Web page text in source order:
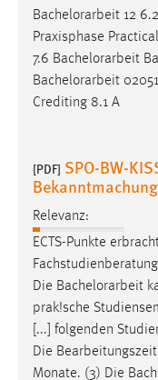
Bachelorarbeit 12
Praxisphase
7.6 Bachelorarbeit
Bachelorarbeit
Crediting 8.1 A
[PDF] SPO-BW-
Relevanz:
ECTS-Punkte
Die Bachelorarbeit
prak!sche
[...] folgenden
Die
Monate. (3) Die